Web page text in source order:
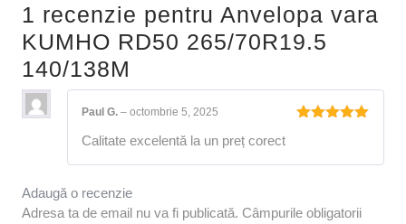
1 recenzie pentru Anvelopa vara
KUMHO RD50 265/70R19.5
140/138M
Paul G. – octombrie 5, 2025
Calitate excelentă la un preț corect
Adaugă o recenzie
Adresa ta de email nu va fi publicată. Câmpurile obligatorii